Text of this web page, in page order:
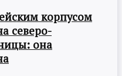
корпусом
северо-
она